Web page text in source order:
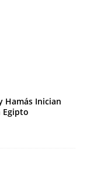
Hamás Inician
Egipto